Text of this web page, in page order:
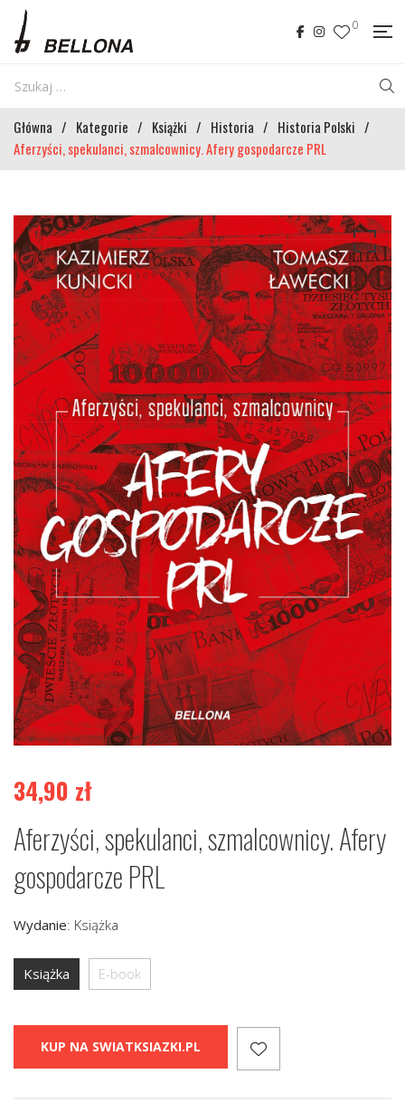
0
Główna / Kategorie / Książki / Historia / Historia Polski /
Aferzyści, spekulanci, szmalcownicy. Afery gospodarcze PRL
34,90 zł
Aferzyści, spekulanci, szmalcownicy. Afery
gospodarcze PRL
Wydanie: Książka
Książka E-book
KUP NA SWIATKSIAZKI.PL